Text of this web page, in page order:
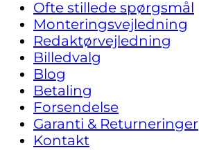
Ofte stillede spørgsmål
Monteringsvejledning
Redaktørvejledning
Billedvalg
Blog
Betaling
Forsendelse
Garanti & Returneringer
Kontakt